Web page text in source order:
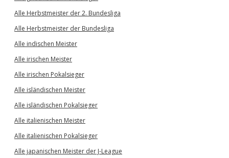
Alle Herbstmeister der 2. Bundesliga
Alle Herbstmeister der Bundesliga
Alle indischen Meister
Alle irischen Meister
Alle irischen Pokalsieger
Alle isländischen Meister
Alle isländischen Pokalsieger
Alle italienischen Meister
Alle italienischen Pokalsieger
Alle japanischen Meister der J-League